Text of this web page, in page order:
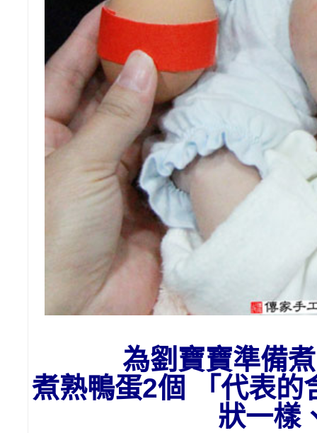
為劉 寶寶準備
煮熟鴨蛋2個 「代表的
狀一樣